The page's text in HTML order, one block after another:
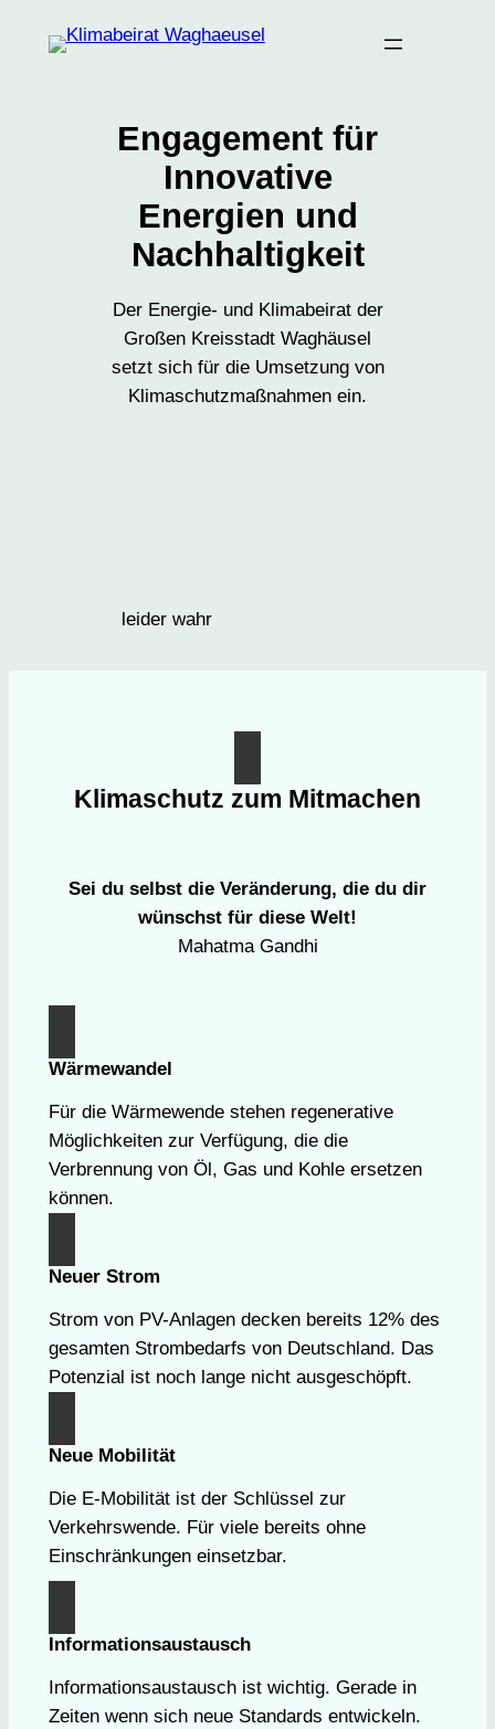
Inhalt
Engagement für
Innovative
Energien und
Nachhaltigkeit
Der Energie- und Klimabeirat der
Großen Kreisstadt Waghäusel
setzt sich für die Umsetzung von
Klimaschutzmaßnahmen ein.
leider wahr
Klimaschutz zum Mitmachen
Sei du selbst die Veränderung, die du dir
wünschst für diese Welt!
Mahatma Gandhi
Wärmewandel
Für die Wärmewende stehen regenerative
Möglichkeiten zur Verfügung, die die
Verbrennung von Öl, Gas und Kohle ersetzen
können.
Neuer Strom
Strom von PV-Anlagen decken bereits 12% des
gesamten Strombedarfs von Deutschland. Das
Potenzial ist noch lange nicht ausgeschöpft.
Neue Mobilität
Die E-Mobilität ist der Schlüssel zur
Verkehrswende. Für viele bereits ohne
Einschränkungen einsetzbar.
Informationsaustausch
Informationsaustausch ist wichtig. Gerade in
Zeiten wenn sich neue Standards entwickeln.